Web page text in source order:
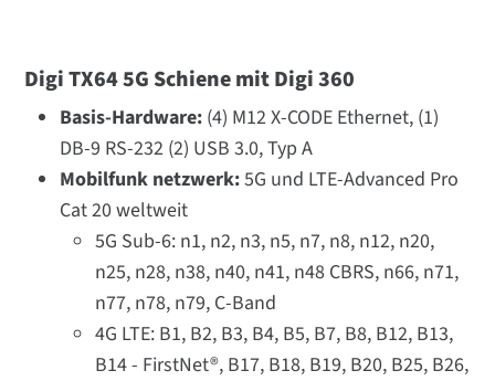
Digi TX64 5G Schiene mit Digi 360
Basis-Hardware: (4) M12 X-CODE Ethernet, (1)
DB-9 RS-232 (2) USB 3.0, Typ A
Mobilfunk netzwerk:5G und LTE-Advanced Pro
Cat 20 weltweit
5G Sub-6: n1, n2, n3, n5, n7, n8, n12, n20,
n25, n28, n38, n40, n41, n48 CBRS, n66, n71,
n77, n78, n79, C-Band
4G LTE: B1, B2, B3, B4, B5, B7, B8, B12, B13,
B14 - FirstNet®, B17, B18, B19, B20, B25, B26,